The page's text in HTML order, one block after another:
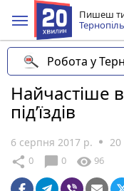
Пишеш
Тернопіль
Робота у
Найчастіше
під’їздів
6 серпня 2017 р.
share 0 chat_bubble 0 visibility 96